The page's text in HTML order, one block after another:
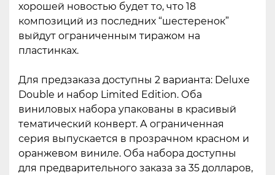
хорошей новостью будет то, что 18
композиций из последних “шестеренок”
выйдут ограниченным тиражом на
пластинках.
Для предзаказа доступны 2 варианта: Deluxe
Double и набор Limited Edition. Оба
виниловых набора упакованы в красивый
тематический конверт. А ограниченная
серия выпускается в прозрачном красном и
оранжевом виниле. Оба набора доступны
для предварительного заказа за 35 долларов,